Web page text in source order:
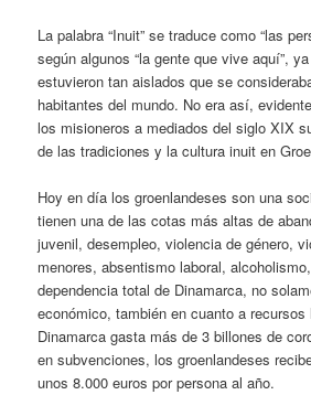
La palabra “Inuit” se traduce como “las
según algunos “la gente que vive aquí”,
estuvieron tan aislados que se
habitantes del mundo. No era así,
los misioneros a mediados del siglo XIX
de las tradiciones y la cultura inuit en
Hoy en día los groenlandeses son una
tienen una de las cotas más altas de
juvenil, desempleo, violencia de género,
menores, absentismo laboral,
dependencia total de Dinamarca, no
económico, también en cuanto a
Dinamarca gasta más de 3 billones de
en subvenciones, los groenlandeses
unos 8.000 euros por persona al año.